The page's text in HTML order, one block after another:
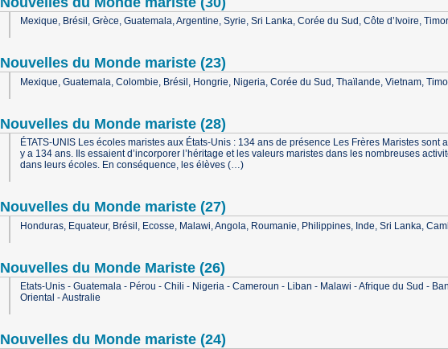
Mexique, Brésil, Grèce, Guatemala, Argentine, Syrie, Sri Lanka, Corée du Sud, Côte d’Ivoire,
Nouvelles du Monde mariste (23)
Mexique, Guatemala, Colombie, Brésil, Hongrie, Nigeria, Corée du Sud, Thaïlande, Vietnam,
Nouvelles du Monde mariste (28)
ÉTATS-UNIS Les écoles maristes aux États-Unis : 134 ans de présence Les Frères Maristes sont
y a 134 ans. Ils essaient d’incorporer l’héritage et les valeurs maristes dans les nombreuses
dans leurs écoles. En conséquence, les élèves (…)
Nouvelles du Monde mariste (27)
Honduras, Equateur, Brésil, Ecosse, Malawi, Angola, Roumanie, Philippines, Inde, Sri Lanka,
Nouvelles du Monde Mariste (26)
Etats-Unis - Guatemala - Pérou - Chili - Nigeria - Cameroun - Liban - Malawi - Afrique du Sud -
Oriental - Australie
Nouvelles du Monde mariste (24)